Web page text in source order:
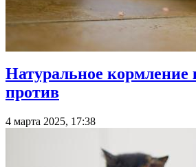
Натуральное кормление
против
4 марта 2025, 17:38